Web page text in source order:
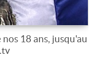
18 ans, jusqu'au